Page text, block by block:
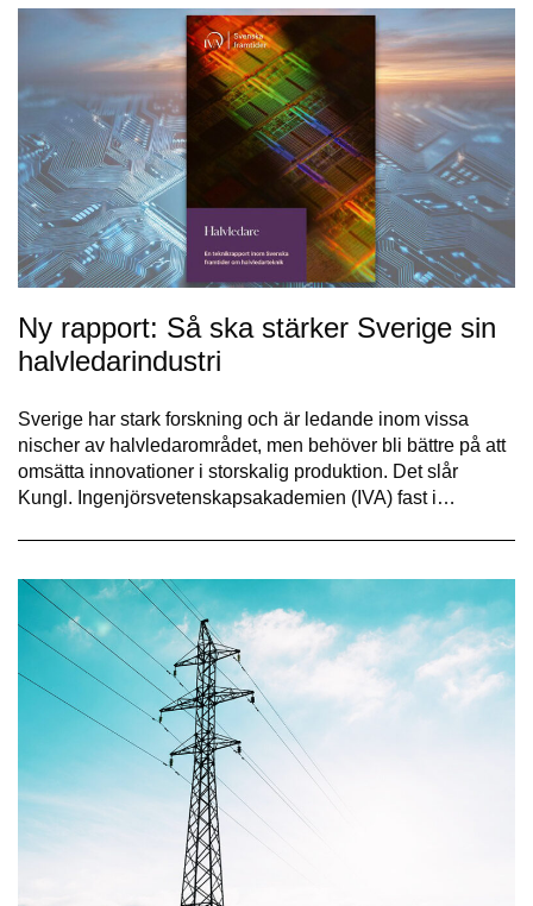
Ny rapport: Så ska stärker Sverige sin
halvledarindustri
Sverige har stark forskning och är ledande inom vissa
nischer av halvledarområdet, men behöver bli bättre på att
omsätta innovationer i storskalig produktion. Det slår
Kungl. Ingenjörsvetenskapsakademien (IVA) fast i…